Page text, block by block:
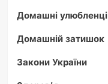
Домашні улюбленці
Домашній затишок
Закони України